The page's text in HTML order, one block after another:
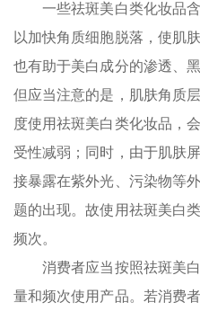
一些祛斑美白类化妆品含
以加快角质细胞脱落，使肌
也有助于美白成分的渗透、
但应当注意的是，肌肤角质
度使用祛斑美白类化妆品，
受性减弱；同时，由于肌肤
接暴露在紫外光、污染物等
题的出现。故使用祛斑美白
频次。
消费者应当按照祛斑美白
量和频次使用产品。若消费